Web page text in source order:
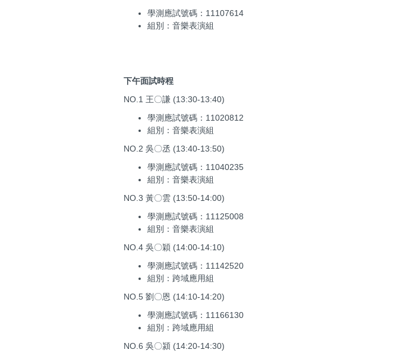
學測應試號碼：11107614
組別：音樂表演組
下午面試時程
NO.1 王〇謙 (13:30-13:40)
學測應試號碼：11020812
組別：音樂表演組
NO.2 吳〇丞 (13:40-13:50)
學測應試號碼：11040235
組別：音樂表演組
NO.3 黃〇雲 (13:50-14:00)
學測應試號碼：11125008
組別：音樂表演組
NO.4 吳〇穎 (14:00-14:10)
學測應試號碼：11142520
組別：跨域應用組
NO.5 劉〇恩 (14:10-14:20)
學測應試號碼：11166130
組別：跨域應用組
NO.6 吳〇潁 (14:20-14:30)